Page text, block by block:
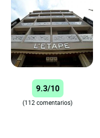
9.3/10
(112 comentarios)